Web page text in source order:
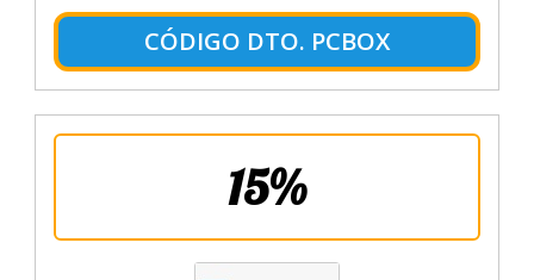
CÓDIGO DTO. PCBOX
15%